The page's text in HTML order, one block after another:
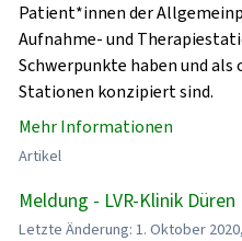
Patient*innen der
Aufnahme- und
Schwerpunkte haben und
Stationen konzipiert sind.
Mehr Informationen
Artikel
Meldung - LVR-Klinik Düren
Letzte Änderung: 1. Oktober